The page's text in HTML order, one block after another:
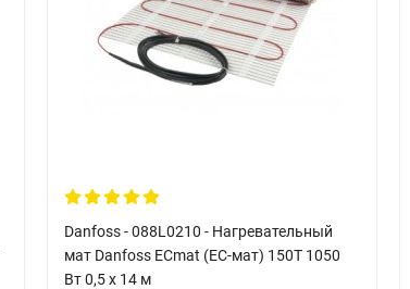
Danfoss - 088L0210 - Нагревательный
мат Danfoss ECmat (EC-мат) 150T 1050
Вт 0,5 x 14 м